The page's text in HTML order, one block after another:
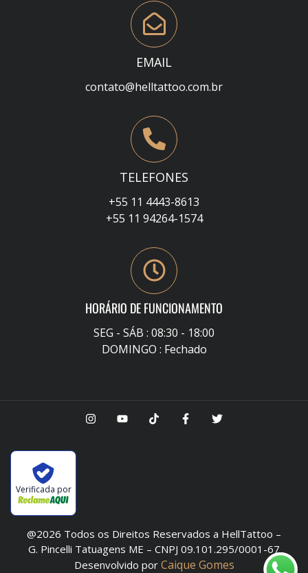
EMAIL
contato@helltattoo.com.br
TELEFONES
+55 11 4443-8613
+55 11 94264-1574
HORÁRIO DE FUNCIONAMENTO
SEG - SÁB : 08:30 - 18:00
DOMINGO : Fechado
Verificada por
@2026 Todos os Direitos Reservados a HellTattoo –
G. Pincelli Tatuagens ME – CNPJ 09.101.295/0001-67
Desenvolvido por Caique Gomes